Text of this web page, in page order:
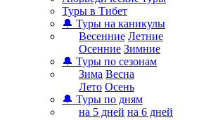
Туры в Тибет
🔔 Туры на каникулы
Весенние Летние
Осенние Зимние
🔔 Туры по сезонам
Зима Весна
Лето Осень
🔔 Туры по дням
на 5 дней на 6 дней